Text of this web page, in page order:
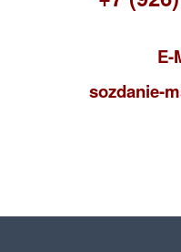
E-
sozdanie-